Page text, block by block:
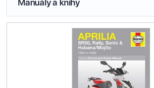
Manuály a knihy